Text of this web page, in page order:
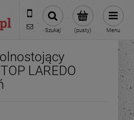
601954074
biuro@ikominki.pl
(pusty)
Szukaj Menu
LAREDO